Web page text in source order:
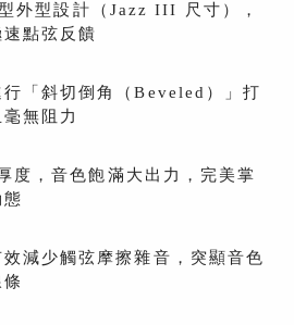
外型設計（Jazz III 尺寸），
點弦反饋
「斜切倒角（Beveled）」打
無阻力
度，音色飽滿大出力，完美掌
減少觸弦摩擦雜音，突顯音色